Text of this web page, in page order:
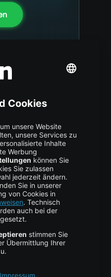
und Cloud
Abrechnung, um Ihre
umzusetzen.
Rechte vorbehalten.
|AGB